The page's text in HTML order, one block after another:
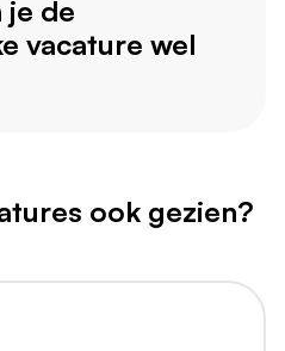
je de
vacature wel
ook gezien?